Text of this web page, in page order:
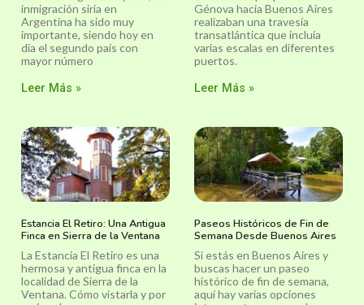
inmigración siria en
Argentina ha sido muy
importante, siendo hoy en
día el segundo país con
mayor número
Leer Más »
Génova hacia Buenos Aires
realizaban una travesía
transatlántica que incluía
varias escalas en diferentes
puertos.
Leer Más »
Estancia El Retiro: Una Antigua
Finca en Sierra de la Ventana
La Estancia El Retiro es una
hermosa y antigua finca en la
localidad de Sierra de la
Ventana. Cómo vistarla y por
Paseos Históricos de Fin de
Semana Desde Buenos Aires
Si estás en Buenos Aires y
buscas hacer un paseo
histórico de fin de semana,
aquí hay varias opciones